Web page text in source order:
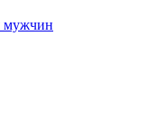
мужчин